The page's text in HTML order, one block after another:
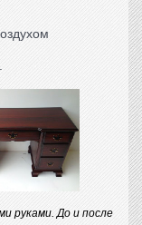
руками. До и после